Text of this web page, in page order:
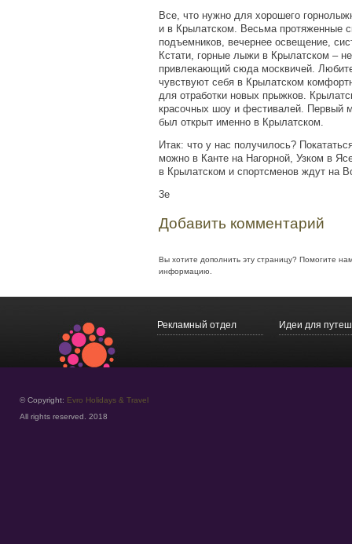
Все, что нужно для хорошего
и в Крылатском. Весьма протяженные
подъемников, вечернее освещение,
Кстати, горные лыжи в Крылатском –
привлекающий сюда москвичей.
чувствуют себя в Крылатском
для отработки новых прыжков.
красочных шоу и фестивалей. Первый
был открыт именно в Крылатском.
Итак: что у нас получилось?
можно в Канте на Нагорной, Узком в
в Крылатском и спортсменов ждут на
3e
Добавить комментарий
Вы хотите дополнить эту страницу? Помогите
информацию.
Рекламный отдел Идеи для
© Copyright: Evro Holidays & Travel
All rights reserved. 2018